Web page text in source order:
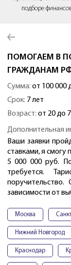
подборе
ПОМОГАЕМ В
ГРАЖДАНАМ
Сумма: от 100 000
Срок: 7 лет
Возраст: от 20 до
Дополнительная
Ваши заявки
ставками, я смогу
5 000 000 руб.
требуется.
зависимости от
Москва
Нижний Новгород
Краснодар